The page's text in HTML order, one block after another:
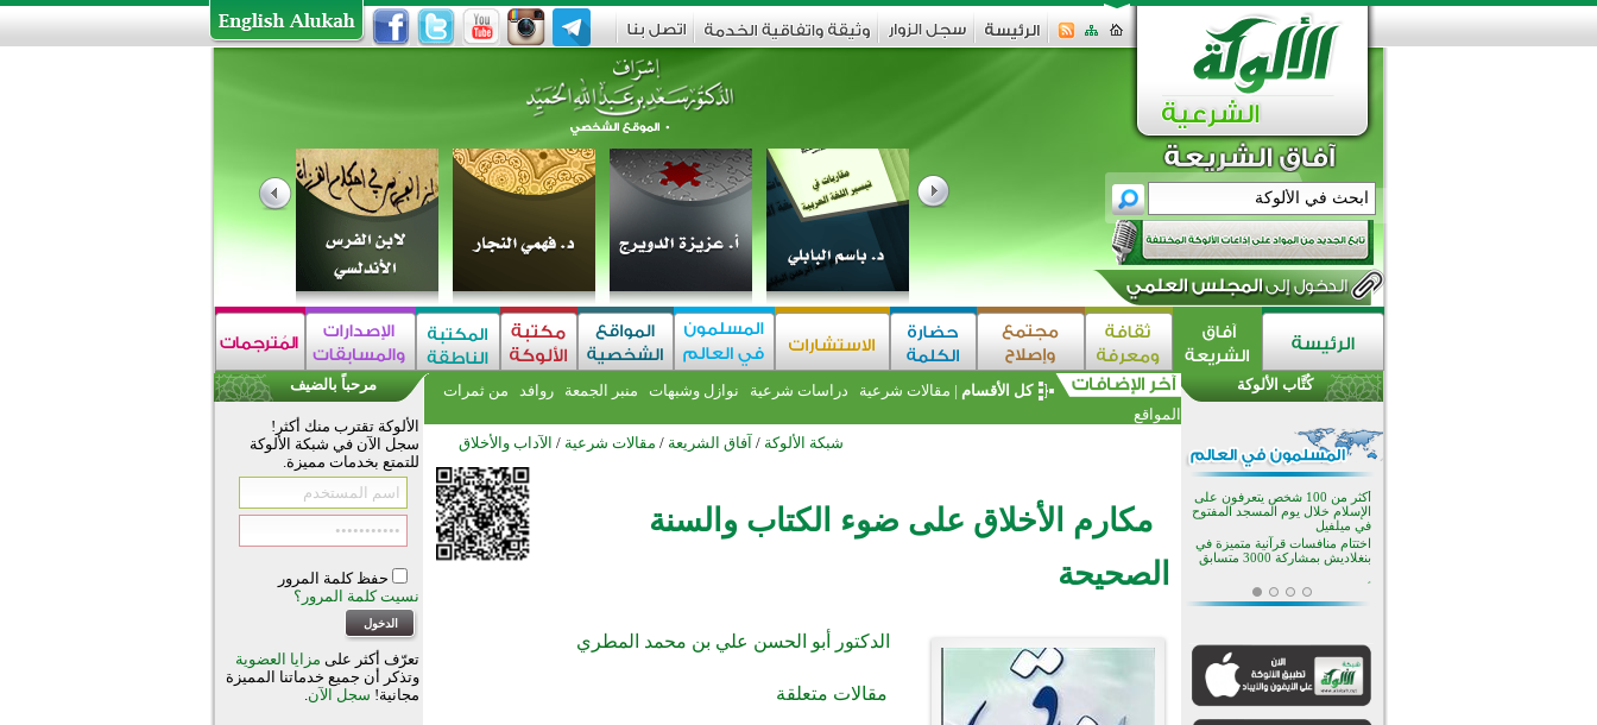
كل الأقسام | مقالات شرعية دراسات شرعية نوازل وشبهات منبر الجمعة روافد
من ثمرات
المواقع
شبكة الألوكة / آفاق الشريعة / مقالات شرعية / الآداب والأخلاق
مكارم الأخلاق على ضوء الكتاب والسنة
الصحيحة
الدكتور أبو الحسن علي بن محمد المطري
مقالات متعلقة
مرحباً بالضيف
الألوكة تقترب منك أكثر!
سجل الآن في شبكة الألوكة
للتمتع بخدمات مميزة.
حفظ كلمة المرور
نسيت كلمة المرور؟
تعرّف أكثر على مزايا العضوية
وتذكر أن جميع خدماتنا المميزة
مجانية! سجل الآن.
كُتَّاب الألوكة
القرآن والتربية في صدارة البرامج
الصيفية للمسلمين في بينزا
وساراتوف وموردوفيا هذا العام
اختتام الدورة التاسعة لمسابقة حفظ
وتلاوة القرآن الكريم في أزناكاييف
في ميلفيل
اختتام منافسات قرآنية متميزة في
بنغلاديش بمشاركة 3000 متسابق
أكثر من 400 طالب يشاركون في
مسابقة المعلومات الإسلامية
بأستراليا
افتتاح تاريخي لأول مسجد في بلييفليا
بالجبل الأسود منذ أكثر من قرن
منطقة ريبوفسي تحتفل بميلاد
مسجد جديد في أجواء إيمانية مميزة
أكبر مشروع إسلامي في ريف
أستراليا يفتتح أبوابه بعد سنوات من
العمل والعطاء
القرآن والتربية في صدارة البرامج
الصيفية للمسلمين في بينزا
وساراتوف وموردوفيا هذا العام